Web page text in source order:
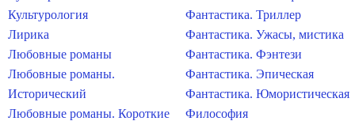
Культурология
Лирика
Любовные романы
Любовные романы.
Исторический
Любовные романы. Короткие
Фантастика. Триллер
Фантастика. Ужасы, мистика
Фантастика. Фэнтези
Фантастика. Эпическая
Фантастика. Юмористическая
Философия